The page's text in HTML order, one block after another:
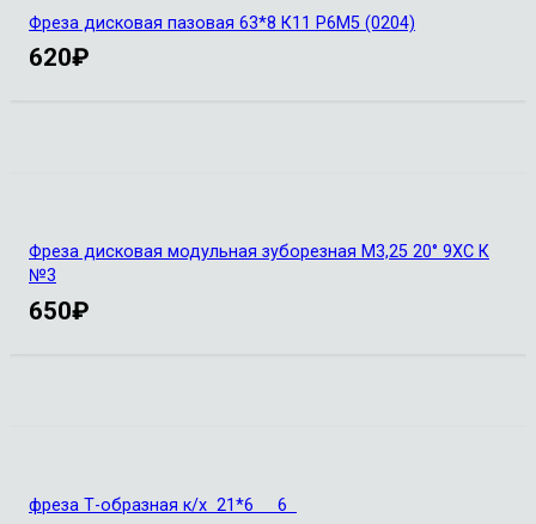
Фреза дисковая пазовая 63*8 К11 Р6М5 (0204)
620₽
Фреза дисковая модульная зуборезная М3,25 20° 9ХС К
№3
650₽
фреза Т-образная к/х 21*6 6